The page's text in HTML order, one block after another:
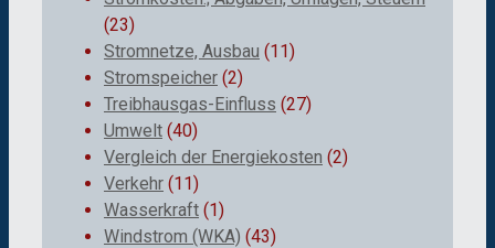
(23)
Stromnetze, Ausbau (11)
Stromspeicher (2)
Treibhausgas-Einfluss (27)
Umwelt (40)
Vergleich der Energiekosten (2)
Verkehr (11)
Wasserkraft (1)
Windstrom (WKA) (43)